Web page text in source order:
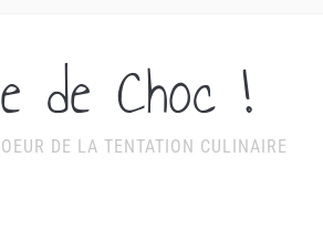
de Choc !
DE LA TENTATION CULINAIRE